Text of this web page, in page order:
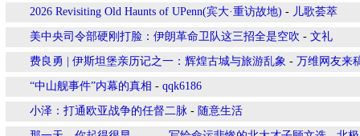
2026 Revisiting Old Haunts of UPenn(宾大·重访故地) - 儿歌荟萃
美中央司令部硬刚打脸：伊朗革命卫队这三招全是空吹 - 文礼
费良勇 | 伊斯坦堡亲历记之一：辉煌古城与旅游乱象 - 万维网友来
“中山舰事件”内幕的真相 - qqk6186
小泽：打通欧亚战争的任督二脉 - 随意生活